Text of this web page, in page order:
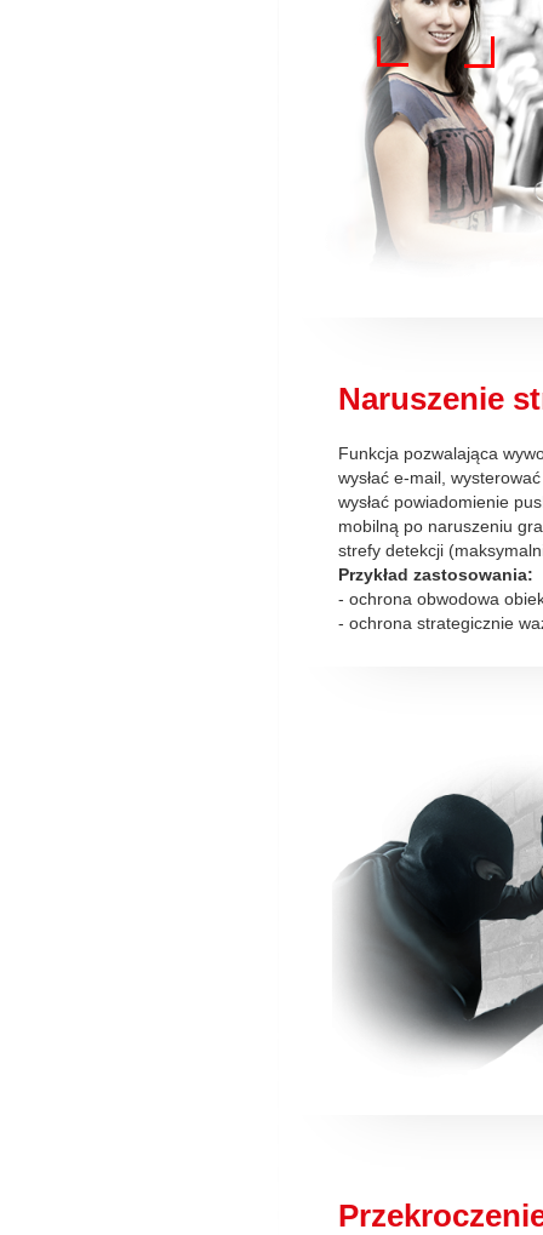
Naruszenie
Funkcja pozwalająca
wysłać e-mail,
wysłać powiadomienie
mobilną po naruszeniu
strefy detekcji
Przykład zastosowania:
- ochrona obwodowa
- ochrona strategicznie